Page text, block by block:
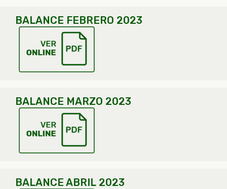
BALANCE FEBRERO 2023
BALANCE MARZO 2023
BALANCE ABRIL 2023